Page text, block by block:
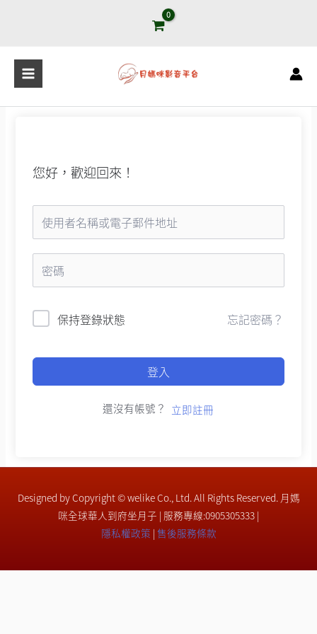
容
您好，歡迎回來！
保持登錄狀態 忘記密碼？
登入
還沒有帳號？ 立即註冊
Designed by Copyright © welike Co., Ltd. All Rights Reserved. 月媽
咪全球華人到府坐月子 | 服務專線:0905305333 |
隱私權政策 | 售後服務條款